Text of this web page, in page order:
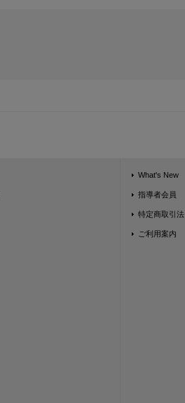
What's New
指導者会員
特定商取引法
ご利用案内